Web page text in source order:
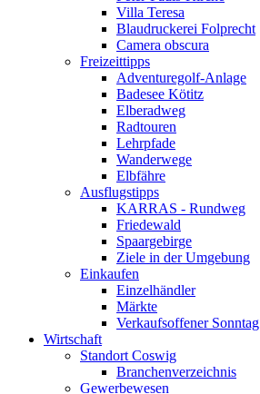
Villa Teresa
Blaudruckerei Folprecht
Camera obscura
Freizeittipps
Adventuregolf-Anlage
Badesee Kötitz
Elberadweg
Radtouren
Lehrpfade
Wanderwege
Elbfähre
Ausflugstipps
KARRAS - Rundweg
Friedewald
Spaargebirge
Ziele in der Umgebung
Einkaufen
Einzelhändler
Märkte
Verkaufsoffener Sonntag
Wirtschaft
Standort Coswig
Branchenverzeichnis
Gewerbewesen